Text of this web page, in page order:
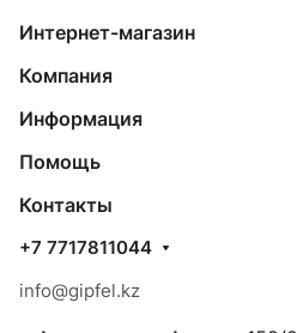
Интернет-магазин
Компания
Информация
Помощь
Контакты
+7 7717811044
info@gipfel.kz